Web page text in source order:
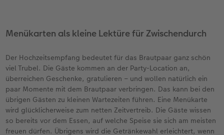
Webinare
CEWE myPhotos
Gestaltungsideen
Extras
Willkommensschild
Wandgestaltung
Mehrteiler
Postkarten
Karte mit Einsteckfoto
Einzelkarten
Geschenkideen
Kundenbeispiele
CEWE Geschenkgutschein
Menükarten als kleine Lektüre für Zwischendurch
Der Hochzeitsempfang bedeutet für das Brautpaar ganz schön
viel Trubel. Die Gäste kommen an der Party-Location an,
überreichen Geschenke, gratulieren – und wollen natürlich ein
paar Momente mit dem Brautpaar verbringen. Das kann bei den
übrigen Gästen zu kleinen Wartezeiten führen. Eine Menükarte
wird glücklicherweise zum netten Zeitvertreib. Die Gäste wissen
so bereits vor dem Essen, auf welche Speise sie sich am meisten
freuen dürfen. Übrigens wird die Getränkewahl erleichtert, wenn